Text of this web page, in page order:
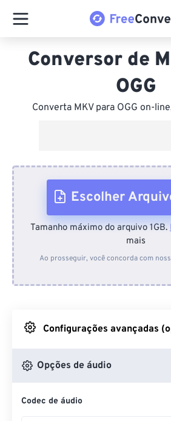
Conversor de
OGG
Converta MKV para OGG on-
Escolher
Do dispositivo
Do Google Drive
Do OneDrive
Tamanho máximo do arquivo 1GB.
mais
Ao prosseguir, você concorda com
Configurações avançadas
Opções de áudio
Codec de áudio